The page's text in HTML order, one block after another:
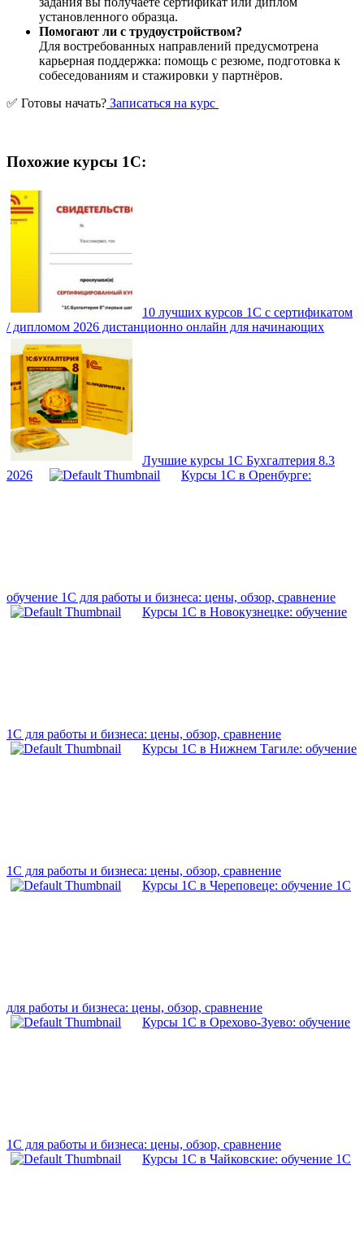
установленного образца.
Помогают ли с трудоустройством?
Для востребованных направлений предусмотрена
карьерная поддержка: помощь с резюме, подготовка к
собеседованиям и стажировки у партнёров.
✅ Готовы начать? Записаться на курс
Похожие курсы 1С:
10 лучших курсов 1С с сертификатом
/ дипломом 2026 дистанционно онлайн для начинающих
Лучшие курсы 1С Бухгалтерия 8.3
2026
Курсы 1С в Оренбурге:
обучение 1С для работы и бизнеса: цены, обзор, сравнение
Курсы 1С в Новокузнецке: обучение
1С для работы и бизнеса: цены, обзор, сравнение
Курсы 1С в Нижнем Тагиле: обучение
1С для работы и бизнеса: цены, обзор, сравнение
Курсы 1С в Череповеце: обучение 1С
для работы и бизнеса: цены, обзор, сравнение
Курсы 1С в Орехово-Зуево: обучение
1С для работы и бизнеса: цены, обзор, сравнение
Курсы 1С в Чайковские: обучение 1С